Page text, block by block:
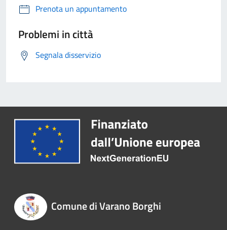
Prenota un appuntamento
Problemi in città
Segnala disservizio
Comune di Varano Borghi